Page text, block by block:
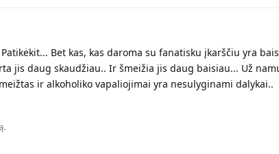
Bet kas, kas daroma su fanatisku įkarščiu yra
jis daug skaudžiau.. Ir šmeižia jis daug baisiau... Už
ir alkoholiko vapaliojimai yra nesulyginami dalykai..